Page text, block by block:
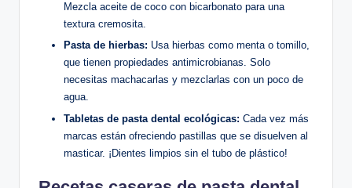
Mezcla aceite de coco con bicarbonato para una
textura cremosita.
Pasta de hierbas: Usa hierbas como menta o tomillo,
que tienen propiedades antimicrobianas. Solo
necesitas machacarlas y mezclarlas con un poco de
agua.
Tabletas de pasta dental ecológicas: Cada vez más
marcas están ofreciendo pastillas que se disuelven al
masticar. ¡Dientes limpios sin el tubo de plástico!